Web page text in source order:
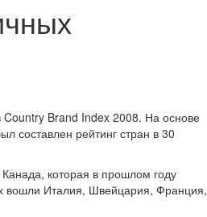
Country Brand Index 2008. На основе
составлен рейтинг стран в 30
которая в прошлом году
вошли Италия, Швейцария, Франция,